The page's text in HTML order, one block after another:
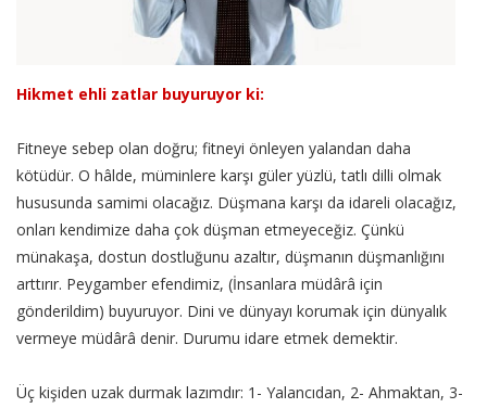
Hikmet ehli zatlar buyuruyor ki:
Fitneye sebep olan doğru; fitneyi önleyen yalandan daha
kötüdür. O hâlde, müminlere karşı güler yüzlü, tatlı dilli olmak
hususunda samimi olacağız. Düşmana karşı da idareli olacağız,
onları kendimize daha çok düşman etmeyeceğiz. Çünkü
münakaşa, dostun dostluğunu azaltır, düşmanın düşmanlığını
arttırır. Peygamber efendimiz, (İnsanlara müdârâ için
gönderildim) buyuruyor. Dini ve dünyayı korumak için dünyalık
vermeye müdârâ denir. Durumu idare etmek demektir.
Üç kişiden uzak durmak lazımdır: 1- Yalancıdan, 2- Ahmaktan, 3-